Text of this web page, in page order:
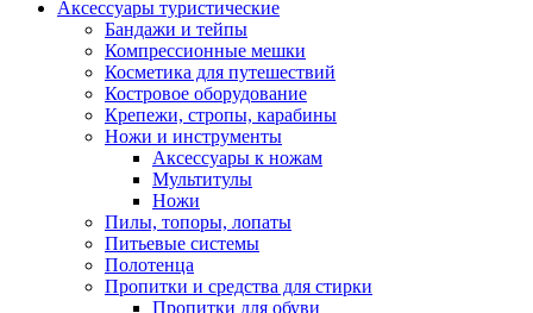
Аксессуары туристические
Бандажи и тейпы
Компрессионные мешки
Косметика для путешествий
Костровое оборудование
Крепежи, стропы, карабины
Ножи и инструменты
Аксессуары к ножам
Мультитулы
Ножи
Пилы, топоры, лопаты
Питьевые системы
Полотенца
Пропитки и средства для стирки
Пропитки для обуви